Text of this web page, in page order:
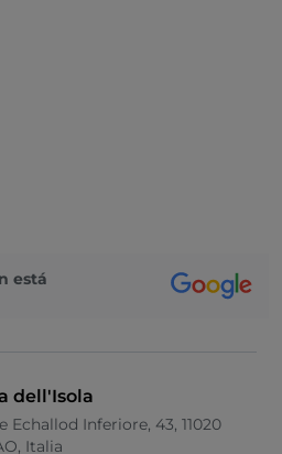
está
dell'Isola
Echallod Inferiore, 43, 11020
Italia